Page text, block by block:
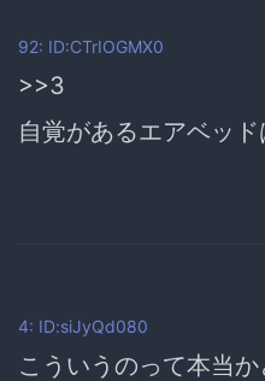
92: ID:CTrIOGMX0
>>3
自覚があるエアベッ
4: ID:siJyQd080
こういうのって本当